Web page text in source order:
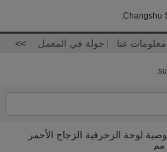
Changshu
معلومات عنا جولة في المعمل >>
لوحة الزخرفية الزجاج الأحمر